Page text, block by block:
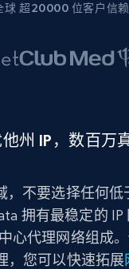
球 超20000 位客户信赖
州 IP，数百万
，不要选择任何低
拥有最稳定的 IP
心代理网络组成
，您可以快速拓展